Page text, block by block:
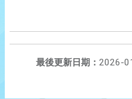
最後更新日期： 2026-